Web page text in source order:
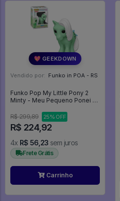
💖 GEEKDOWN
Vendido por: Funko in POA - RS
Funko Pop My Little Pony 2
Minty - Meu Pequeno Ponei -
R$ 299,89
25% OFF
R$ 224,92
4x R$ 56,23 sem juros
Frete Grátis
Carrinho